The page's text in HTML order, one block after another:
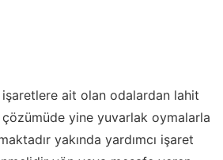
işaretlere ait olan odalardan lahit
çözümüde yine yuvarlak oymalarla
yakında yardımcı işaret